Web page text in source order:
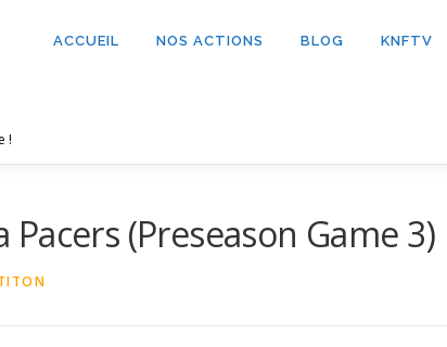
!
ACCUEIL NOS ACTIONS BLOG KNFTV
(Preseason Game 3)